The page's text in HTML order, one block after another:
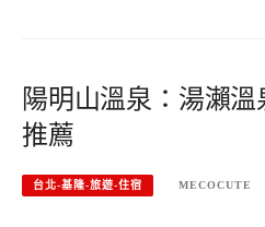
陽明山溫泉：湯瀨
推薦
台北-基隆-旅遊-住宿 MECOCUTE